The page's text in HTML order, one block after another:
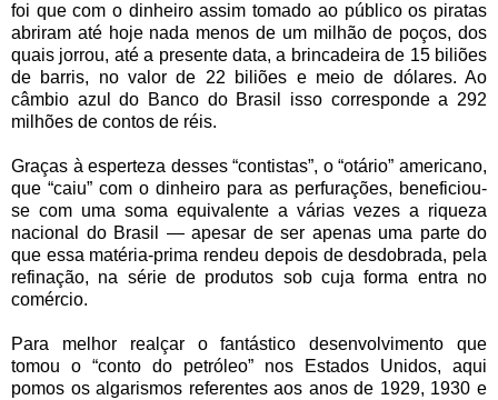
foi que com o dinheiro assim tomado ao público os piratas
abriram até hoje nada menos de um milhão de poços, dos
quais jorrou, até a presente data, a brincadeira de 15 biliões
de barris, no valor de 22 biliões e meio de dólares. Ao
câmbio azul do Banco do Brasil isso corresponde a 292
milhões de contos de réis.
Graças à esperteza desses “contistas”, o “otário” americano,
que “caiu” com o dinheiro para as perfurações, beneficiou-
se com uma soma equivalente a várias vezes a riqueza
nacional do Brasil — apesar de ser apenas uma parte do
que essa matéria-prima rendeu depois de desdobrada, pela
refinação, na série de produtos sob cuja forma entra no
comércio.
Para melhor realçar o fantástico desenvolvimento que
tomou o “conto do petróleo” nos Estados Unidos, aqui
pomos os algarismos referentes aos anos de 1929, 1930 e